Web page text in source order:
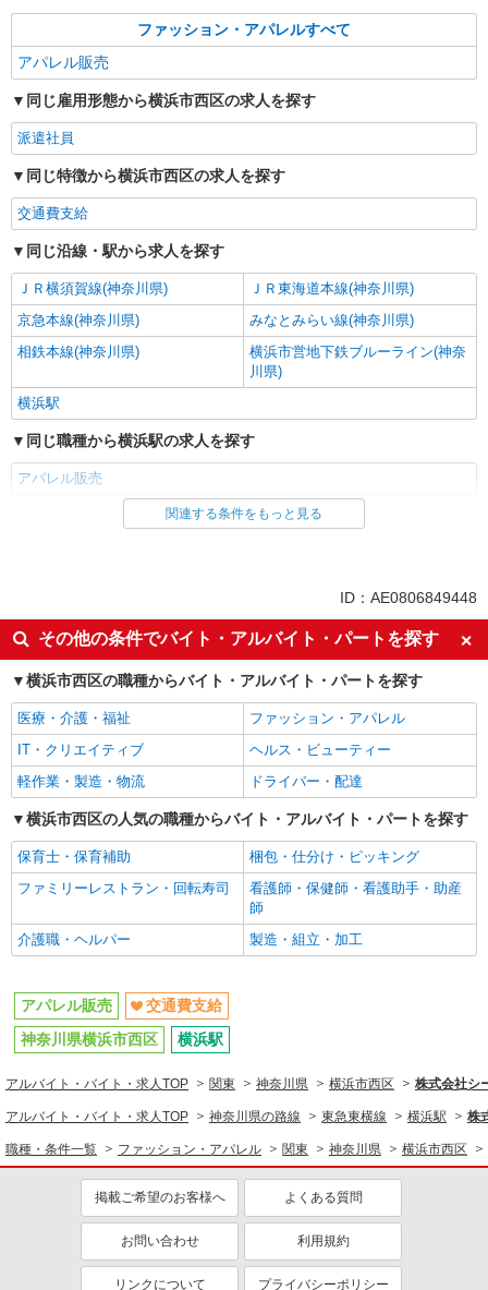
同条件 【手当】固定残業手当／資格手当／店舗職
制手当／住宅手当（実家外かつ賃貸の場合のみ別
途支給）※試用期間明けから支給／特別手当 ※手
時にお尋ねください。
正社員
Stola.（ストラ） 横浜ジョイナス店
未経験歓迎のアパレル販売スタッフ
（店長候補）：月給300,000円〜 ※試用期間中は
270,000円〜 ★固定残業手当：30,800円（月給に
3万円まで交通費支給 ※試用期間（2〜3ヶ月）も
同条件 【手当】固定残業手当／資格手当／店舗職
途支給）※試用期間明けから支給／特別手当 ※手
当の種類はエリアにより異なります。詳細は面接
時にお尋ねください。 ＼入社３大特典キャンペー
ン実施中！／※詳細は備考欄にて
≪横浜ジョイナス店≫ 神奈川県横浜市西区南
幸1-4 横浜ジョイナスB1F ■各線「横浜駅」より徒
キープ
アルバイト パート
COCO DEAL（ココディール） ルミネ横浜店
アパレル販売スタッフ
時給1230円〜＋交通費支給（月2万円迄）
16-1 ルミネ横浜3F
キープ 詳細を見る
未経験：月給243,800円〜400,000円 経験者
（店長候補）：月給300,000円〜 ※試用期間中は
270,000円〜 ★固定残業手当：30,800円（月給に
含む） ※経験・能力考慮 ※固定残業時間は1ヶ月
3万円まで交通費支給 ※試用期間（2〜3ヶ月）も
同条件 【手当】固定残業手当／資格手当／店舗職
制手当／住宅手当（実家外かつ賃貸の場合のみ別
途支給）※試用期間明けから支給／特別手当 ※手
当の種類はエリアにより異なります。詳細は面接
時にお尋ねください。 ＼入社３大特典キャンペー
≪横浜タカシマヤ店≫ 神奈川県横浜市西区南
ゼット ■各線「横浜駅」より徒歩2分
キープ 詳細を見る
正社員
LOUNIE（ルーニィ）横浜高島屋店
【店長候補募集】接客・販売・お店作り〜マネ
ジメントまでお任せします◎
未経験：月給243,800円〜400,000円 経験者
（店長候補）：月給300,000円〜 ※試用期間中は
270,000円〜 ★固定残業手当：30,800円（月給に
あたり20時間、超過時は追加で残業手当支給 ※月
3万円まで交通費支給 ※試用期間（2〜3ヶ月）も
途支給）※試用期間明けから支給／特別手当 ※手
当の種類はエリアにより異なります。詳細は面接
時にお尋ねください。
≪横浜高島屋店≫ 神奈川県横浜市西区南幸1-6-
31 横浜髙島屋4階 婦人服 キャリアクローゼット
詳細を見る
正社員
COCO DEAL（ココディール） ルミネ横浜店
未経験：月給243,800円〜400,000円 経験者
（店長候補）：月給300,000円〜 ※試用期間中は
270,000円〜 ★固定残業手当：30,800円（月給に
含む） ※経験・能力考慮 ※固定残業時間は1ヶ月
あたり20時間、超過時は追加で残業手当支給 ※月
3万円まで交通費支給 ※試用期間（2〜3ヶ月）も
同条件 【手当】固定残業手当／資格手当／店舗職
制手当／住宅手当（実家外かつ賃貸の場合のみ別
途支給）※試用期間明けから支給／特別手当 ※手
当の種類はエリアにより異なります。詳細は面接
時にお尋ねください。
丁目16-1 ルミネ横浜3F
キープ 詳細を見る
パート
アースミュージック＆エコロジープレミアムストア
ファッション・アパレルすべて
アパレル販売
同じ雇用形態から横浜市西区の求人を探す
派遣社員
同じ特徴から横浜市西区の求人を探す
交通費支給
同じ沿線・駅から求人を探す
ＪＲ横須賀線(神奈川県)
ＪＲ東海道本線(神奈川県)
京急本線(神奈川県)
みなとみらい線(神奈川県)
相鉄本線(神奈川県)
横浜市営地下鉄ブルーライン(神奈
川県)
横浜駅
同じ職種から横浜駅の求人を探す
アパレル販売
同じ雇用形態から横浜駅の求人を探す
交通費支給
ファッション・アパレル
アパレル販売
同じ特徴から求人を探す
交通費支給
関連する条件をもっと見る
ID：AE0806849448
その他の条件でバイト・アルバイト・パートを探す
横浜市西区の職種からバイト・アルバイト・パートを探す
医療・介護・福祉
ファッション・アパレル
IT・クリエイティブ
ヘルス・ビューティー
軽作業・製造・物流
ドライバー・配達
横浜市西区の人気の職種からバイト・アルバイト・パートを探す
保育士・保育補助
梱包・仕分け・ピッキング
ファミリーレストラン・回転寿司
看護師・保健師・看護助手・助産
師
介護職・ヘルパー
製造・組立・加工
アパレル販売
交通費支給
神奈川県横浜市西区
横浜駅
アルバイト・バイト・求人TOP 関東 神奈川県 横浜市西区 株式会社シ
アルバイト・バイト・求人TOP 神奈川県の路線 東急東横線 横浜駅 株
職種・条件一覧 ファッション・アパレル 関東 神奈川県 横浜市西区
掲載ご希望のお客様へ よくある質問
お問い合わせ 利用規約
リンクについて プライバシーポリシー